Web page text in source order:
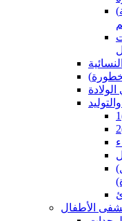
(فتح متجر الاعمال الخيرية )فتح متجر اليد
(قاعة الولادة قبل الولادة (خدمة الحمل
الأطفال